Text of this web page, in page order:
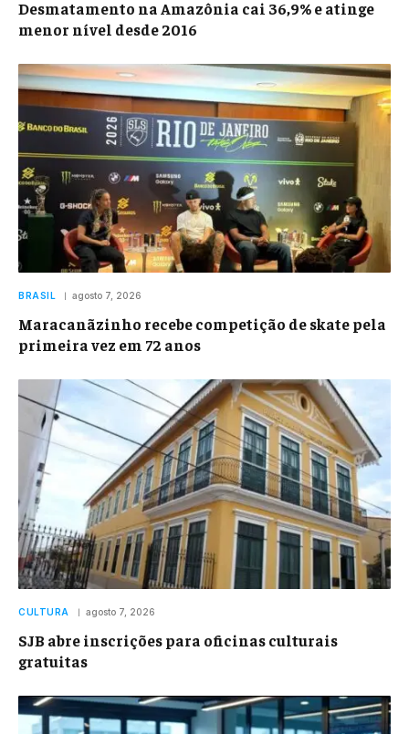
Desmatamento na Amazônia cai 36,9% e atinge
menor nível desde 2016
BRASIL agosto 7, 2026
Maracanãzinho recebe competição de skate pela
primeira vez em 72 anos
CULTURA agosto 7, 2026
SJB abre inscrições para oficinas culturais
gratuitas